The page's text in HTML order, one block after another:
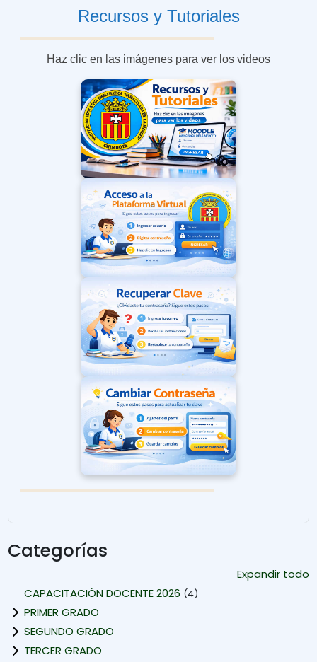
Recursos y Tutoriales
Haz clic en las imágenes para ver los videos
Categorías
Expandir todo
CAPACITACIÓN DOCENTE 2026 (4)
PRIMER GRADO
SEGUNDO GRADO
TERCER GRADO